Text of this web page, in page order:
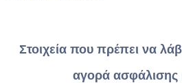
Στοιχεία που πρέπει να
αγορά ασφάλισης